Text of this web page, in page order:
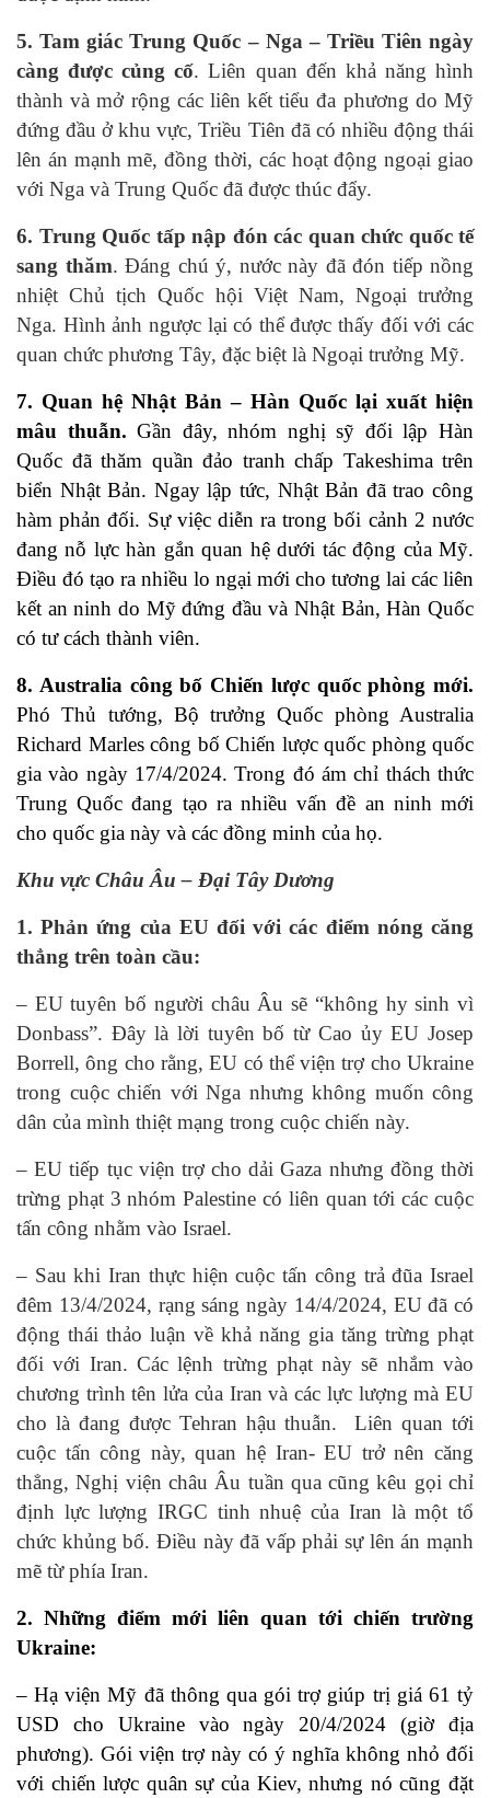
5. Tam giác Trung Quốc – Nga – Triều Tiên ngày
càng được củng cố. Liên quan đến khả năng hình
thành và mở rộng các liên kết tiểu đa phương do Mỹ
đứng đầu ở khu vực, Triều Tiên đã có nhiều động thái
lên án mạnh mẽ, đồng thời, các hoạt động ngoại giao
với Nga và Trung Quốc đã được thúc đẩy.
6. Trung Quốc tấp nập đón các quan chức quốc tế
sang thăm. Đáng chú ý, nước này đã đón tiếp nồng
nhiệt Chủ tịch Quốc hội Việt Nam, Ngoại trưởng
Nga. Hình ảnh ngược lại có thể được thấy đối với các
quan chức phương Tây, đặc biệt là Ngoại trưởng Mỹ.
7. Quan hệ Nhật Bản – Hàn Quốc lại xuất hiện
mâu thuẫn. Gần đây, nhóm nghị sỹ đối lập Hàn
Quốc đã thăm quần đảo tranh chấp Takeshima trên
biển Nhật Bản. Ngay lập tức, Nhật Bản đã trao công
hàm phản đối. Sự việc diễn ra trong bối cảnh 2 nước
đang nỗ lực hàn gắn quan hệ dưới tác động của Mỹ.
Điều đó tạo ra nhiều lo ngại mới cho tương lai các liên
kết an ninh do Mỹ đứng đầu và Nhật Bản, Hàn Quốc
có tư cách thành viên.
8. Australia công bố Chiến lược quốc phòng mới.
Phó Thủ tướng, Bộ trưởng Quốc phòng Australia
Richard Marles công bố Chiến lược quốc phòng quốc
gia vào ngày 17/4/2024. Trong đó ám chỉ thách thức
Trung Quốc đang tạo ra nhiều vấn đề an ninh mới
cho quốc gia này và các đồng minh của họ.
Khu vực Châu Âu – Đại Tây Dương
1. Phản ứng của EU đối với các điểm nóng căng
thẳng trên toàn cầu:
– EU tuyên bố người châu Âu sẽ “không hy sinh vì
Donbass”. Đây là lời tuyên bố từ Cao ủy EU Josep
Borrell, ông cho rằng, EU có thể viện trợ cho Ukraine
trong cuộc chiến với Nga nhưng không muốn công
dân của mình thiệt mạng trong cuộc chiến này.
– EU tiếp tục viện trợ cho dải Gaza nhưng đồng thời
trừng phạt 3 nhóm Palestine có liên quan tới các cuộc
tấn công nhằm vào Israel.
– Sau khi Iran thực hiện cuộc tấn công trả đũa Israel
đêm 13/4/2024, rạng sáng ngày 14/4/2024, EU đã có
động thái thảo luận về khả năng gia tăng trừng phạt
đối với Iran. Các lệnh trừng phạt này sẽ nhắm vào
chương trình tên lửa của Iran và các lực lượng mà EU
cho là đang được Tehran hậu thuẫn. Liên quan tới
cuộc tấn công này, quan hệ Iran- EU trở nên căng
thẳng, Nghị viện châu Âu tuần qua cũng kêu gọi chỉ
định lực lượng IRGC tinh nhuệ của Iran là một tổ
chức khủng bố. Điều này đã vấp phải sự lên án mạnh
mẽ từ phía Iran.
2. Những điểm mới liên quan tới chiến trường
Ukraine:
– Hạ viện Mỹ đã thông qua gói trợ giúp trị giá 61 tỷ
USD cho Ukraine vào ngày 20/4/2024 (giờ địa
phương). Gói viện trợ này có ý nghĩa không nhỏ đối
với chiến lược quân sự của Kiev, nhưng nó cũng đặt